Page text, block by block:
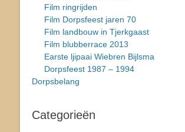
Film ringrijden
Film Dorpsfeest jaren 70
Film landbouw in Tjerkgaast
Film blubberrace 2013
Earste ljipaai Wiebren Bijlsma
Dorpsfeest 1987 – 1994
Dorpsbelang
Categorieën